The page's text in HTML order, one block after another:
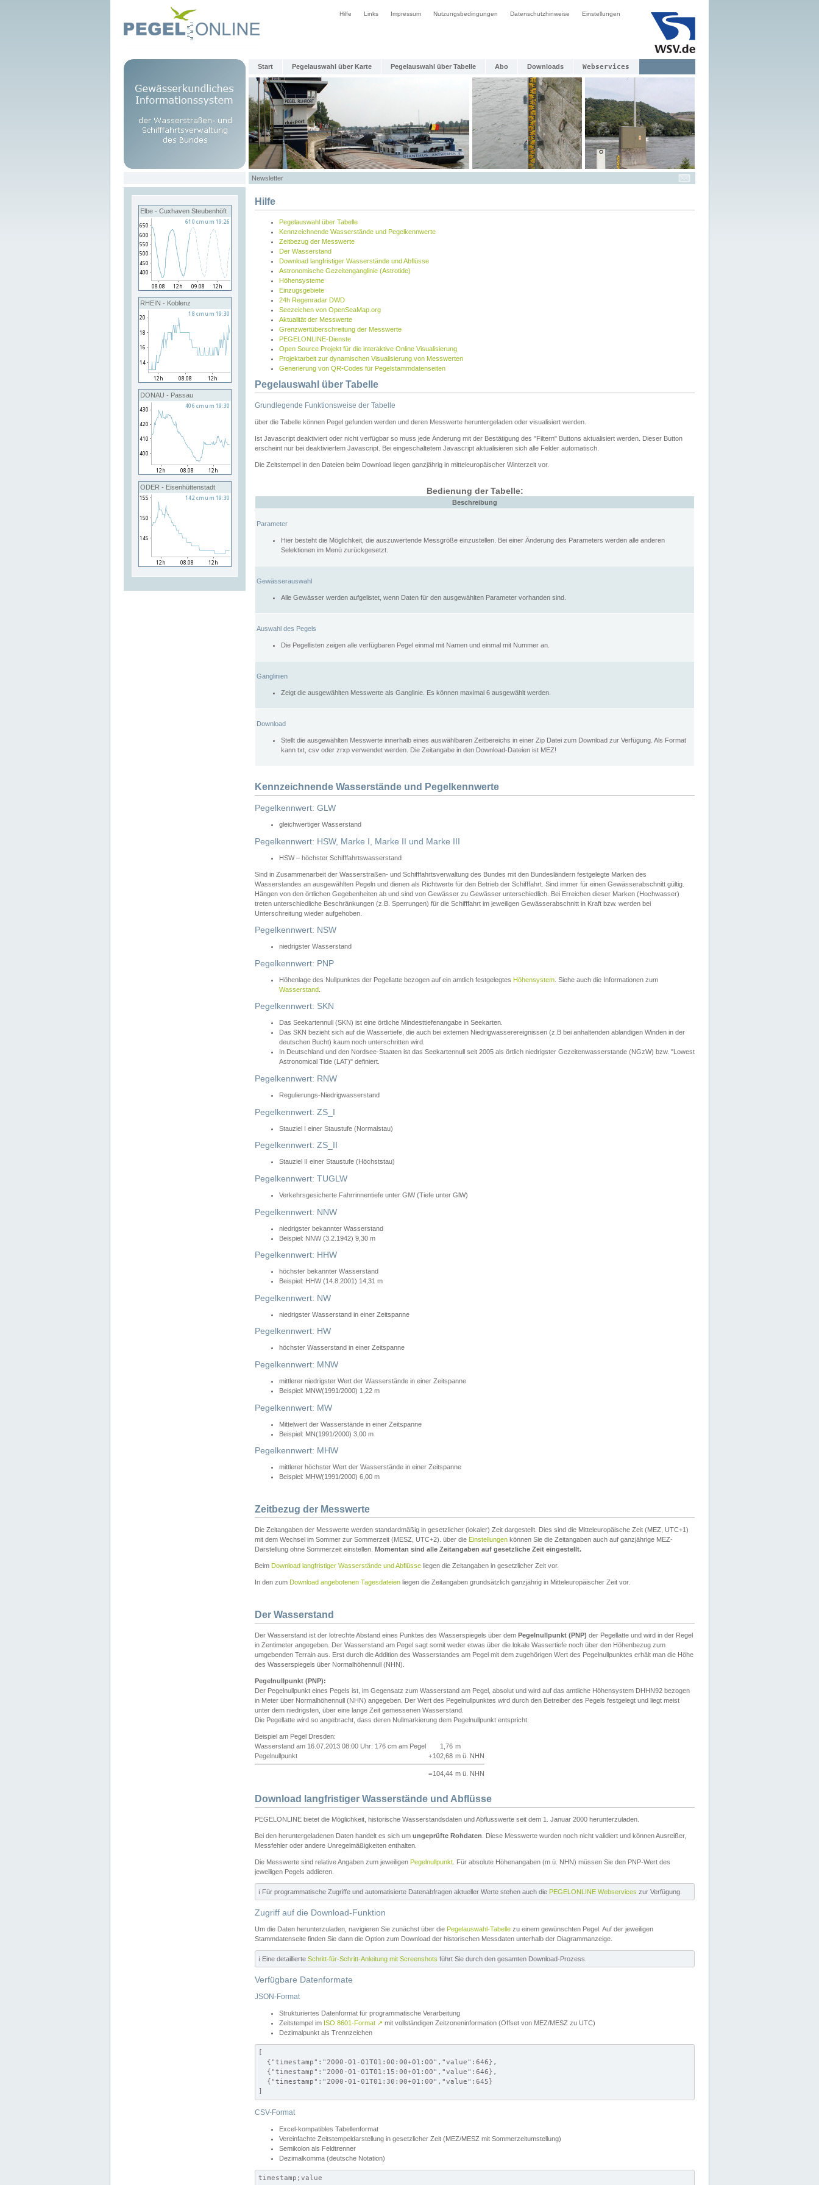
Hilfe Links Impressum Nutzungsbedingungen Datenschutzhinweise Einstellungen
Start Pegelauswahl über Karte Pegelauswahl über Tabelle Abo Downloads Webservices
Newsletter
Elbe - Cuxhaven Steubenhöft
RHEIN - Koblenz
DONAU - Passau
ODER - Eisenhüttenstadt
Hilfe
Pegelauswahl über Tabelle
Kennzeichnende Wasserstände und Pegelkennwerte
Zeitbezug der Messwerte
Der Wasserstand
Download langfristiger Wasserstände und Abflüsse
Astronomische Gezeitenganglinie (Astrotide)
Höhensysteme
Einzugsgebiete
24h Regenradar DWD
Seezeichen von OpenSeaMap.org
Aktualität der Messwerte
Grenzwertüberschreitung der Messwerte
PEGELONLINE-Dienste
Open Source Projekt für die interaktive Online Visualisierung
Projektarbeit zur dynamischen Visualisierung von Messwerten
Generierung von QR-Codes für Pegelstammdatenseiten
Pegelauswahl über Tabelle
Grundlegende Funktionsweise der Tabelle
über die Tabelle können Pegel gefunden werden und deren Messwerte heruntergeladen oder visualisiert werden.
Ist Javascript deaktiviert oder nicht verfügbar so muss jede Änderung mit der Bestätigung des "Filtern" Buttons aktualisiert werden. Dieser Button
erscheint nur bei deaktiviertem Javascript. Bei eingeschaltetem Javascript aktualisieren sich alle Felder automatisch.
Die Zeitstempel in den Dateien beim Download liegen ganzjährig in mitteleuropäischer Winterzeit vor.
Bedienung der Tabelle:
Beschreibung
Parameter
Hier besteht die Möglichkeit, die auszuwertende Messgröße einzustellen. Bei einer Änderung des Parameters werden alle anderen
Selektionen im Menü zurückgesetzt.
Gewässerauswahl
Alle Gewässer werden aufgelistet, wenn Daten für den ausgewählten Parameter vorhanden sind.
Auswahl des Pegels
Die Pegellisten zeigen alle verfügbaren Pegel einmal mit Namen und einmal mit Nummer an.
Ganglinien
Zeigt die ausgewählten Messwerte als Ganglinie. Es können maximal 6 ausgewählt werden.
Download
Stellt die ausgewählten Messwerte innerhalb eines auswählbaren Zeitbereichs in einer Zip Datei zum Download zur Verfügung. Als Format
kann txt, csv oder zrxp verwendet werden. Die Zeitangabe in den Download-Dateien ist MEZ!
Kennzeichnende Wasserstände und Pegelkennwerte
Pegelkennwert: GLW
gleichwertiger Wasserstand
Pegelkennwert: HSW, Marke I, Marke II und Marke III
HSW – höchster Schifffahrtswasserstand
Sind in Zusammenarbeit der Wasserstraßen- und Schifffahrtsverwaltung des Bundes mit den Bundesländern festgelegte Marken des
Wasserstandes an ausgewählten Pegeln und dienen als Richtwerte für den Betrieb der Schifffahrt. Sind immer für einen Gewässerabschnitt gültig.
Hängen von den örtlichen Gegebenheiten ab und sind von Gewässer zu Gewässer unterschiedlich. Bei Erreichen dieser Marken (Hochwasser)
treten unterschiedliche Beschränkungen (z.B. Sperrungen) für die Schifffahrt im jeweiligen Gewässerabschnitt in Kraft bzw. werden bei
Unterschreitung wieder aufgehoben.
Pegelkennwert: NSW
niedrigster Wasserstand
Pegelkennwert: PNP
Höhenlage des Nullpunktes der Pegellatte bezogen auf ein amtlich festgelegtes Höhensystem . Siehe auch die Informationen zum
Wasserstand
Pegelkennwert: SKN
Das Seekartennull (SKN) ist eine örtliche Mindesttiefenangabe in Seekarten.
Das SKN bezieht sich auf die Wassertiefe, die auch bei extemen Niedrigwasserereignissen (z.B bei anhaltenden ablandigen Winden in der
deutschen Bucht) kaum noch unterschritten wird.
In Deutschland und den Nordsee-Staaten ist das Seekartennull seit 2005 als örtlich niedrigster Gezeitenwasserstande (NGzW) bzw. "Lowest
Astronomical Tide (LAT)" definiert.
Pegelkennwert: RNW
Regulierungs-Niedrigwasserstand
Pegelkennwert: ZS_I
Stauziel I einer Staustufe (Normalstau)
Pegelkennwert: ZS_II
Stauziel II einer Staustufe (Höchststau)
Pegelkennwert: TUGLW
Verkehrsgesicherte Fahrrinnentiefe unter GlW (Tiefe unter GlW)
Pegelkennwert: NNW
niedrigster bekannter Wasserstand
Beispiel: NNW (3.2.1942) 9,30 m
Pegelkennwert: HHW
höchster bekannter Wasserstand
Beispiel: HHW (14.8.2001) 14,31 m
Pegelkennwert: NW
niedrigster Wasserstand in einer Zeitspanne
Pegelkennwert: HW
höchster Wasserstand in einer Zeitspanne
Pegelkennwert: MNW
mittlerer niedrigster Wert der Wasserstände in einer Zeitspanne
Beispiel: MNW(1991/2000) 1,22 m
Pegelkennwert: MW
Mittelwert der Wasserstände in einer Zeitspanne
Beispiel: MN(1991/2000) 3,00 m
Pegelkennwert: MHW
mittlerer höchster Wert der Wasserstände in einer Zeitspanne
Beispiel: MHW(1991/2000) 6,00 m
Zeitbezug der Messwerte
Die Zeitangaben der Messwerte werden standardmäßig in gesetzlicher (lokaler) Zeit dargestellt. Dies sind die Mitteleuropäische Zeit (MEZ, UTC+1)
mit dem Wechsel im Sommer zur Sommerzeit (MESZ, UTC+2). über die Einstellungen können Sie die Zeitangaben auch auf ganzjährige MEZ-
Darstellung ohne Sommerzeit einstellen. Momentan sind alle Zeitangaben auf gesetzliche Zeit eingestellt.
Beim Download langfristiger Wasserstände und Abflüsse liegen die Zeitangaben in gesetzlicher Zeit vor.
In den zum Download angebotenen Tagesdateien liegen die Zeitangaben grundsätzlich ganzjährig in Mitteleuropäischer Zeit vor.
Der Wasserstand
Der Wasserstand ist der lotrechte Abstand eines Punktes des Wasserspiegels über dem Pegelnullpunkt (PNP) der Pegellatte und wird in der Regel
in Zentimeter angegeben. Der Wasserstand am Pegel sagt somit weder etwas über die lokale Wassertiefe noch über den Höhenbezug zum
umgebenden Terrain aus. Erst durch die Addition des Wasserstandes am Pegel mit dem zugehörigen Wert des Pegelnullpunktes erhält man die Höhe
des Wasserspiegels über Normalhöhennull (NHN).
Pegelnullpunkt (PNP):
Der Pegelnullpunkt eines Pegels ist, im Gegensatz zum Wasserstand am Pegel, absolut und wird auf das amtliche Höhensystem DHHN92 bezogen
in Meter über Normalhöhennull (NHN) angegeben. Der Wert des Pegelnullpunktes wird durch den Betreiber des Pegels festgelegt und liegt meist
unter dem niedrigsten, über eine lange Zeit gemessenen Wasserstand.
Die Pegellatte wird so angebracht, dass deren Nullmarkierung dem Pegelnullpunkt entspricht.
Beispiel am Pegel Dresden:
Wasserstand am 16.07.2013 08:00 Uhr: 176 cm am Pegel
1,76 m
Pegelnullpunkt
+102,68 m ü. NHN
=104,44 m ü. NHN
Download langfristiger Wasserstände und Abflüsse
PEGELONLINE bietet die Möglichkeit, historische Wasserstandsdaten und Abflusswerte seit dem 1. Januar 2000 herunterzuladen.
Bei den heruntergeladenen Daten handelt es sich um ungeprüfte Rohdaten . Diese Messwerte wurden noch nicht validiert und können Ausreißer,
Messfehler oder andere Unregelmäßigkeiten enthalten.
Die Messwerte sind relative Angaben zum jeweiligen Pegelnullpunkt . Für absolute Höhenangaben (m ü. NHN) müssen Sie den PNP-Wert des
jeweiligen Pegels addieren.
ℹ️ Für programmatische Zugriffe und automatisierte Datenabfragen aktueller Werte stehen auch die PEGELONLINE Webservices zur Verfügung.
Zugriff auf die Download-Funktion
Um die Daten herunterzuladen, navigieren Sie zunächst über die Pegelauswahl-Tabelle zu einem gewünschten Pegel. Auf der jeweiligen
Stammdatenseite finden Sie dann die Option zum Download der historischen Messdaten unterhalb der Diagrammanzeige.
ℹ️ Eine detaillierte Schritt-für-Schritt-Anleitung mit Screenshots führt Sie durch den gesamten Download-Prozess.
Verfügbare Datenformate
JSON-Format
Strukturiertes Datenformat für programmatische Verarbeitung
Zeitstempel im ISO 8601-Format ↗ mit vollständigen Zeitzoneninformation (Offset von MEZ/MESZ zu UTC)
Dezimalpunkt als Trennzeichen
[
  {"timestamp":"2000-01-01T01:00:00+01:00","value":646},
  {"timestamp":"2000-01-01T01:15:00+01:00","value":646},
  {"timestamp":"2000-01-01T01:30:00+01:00","value":645}
]
CSV-Format
Excel-kompatibles Tabellenformat
Vereinfachte Zeitstempeldarstellung in gesetzlicher Zeit (MEZ/MESZ mit Sommerzeitumstellung)
Semikolon als Feldtrenner
Dezimalkomma (deutsche Notation)
timestamp;value